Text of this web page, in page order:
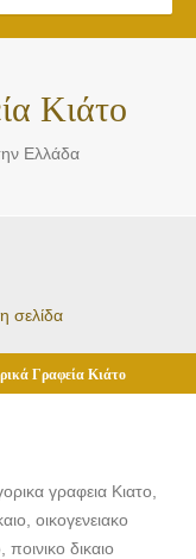
Κιάτο
Ελλάδα
σελίδα
Γραφεία Κιάτο
γραφεια Κιατο,
οικογενειακο
ποινικο δικαιο